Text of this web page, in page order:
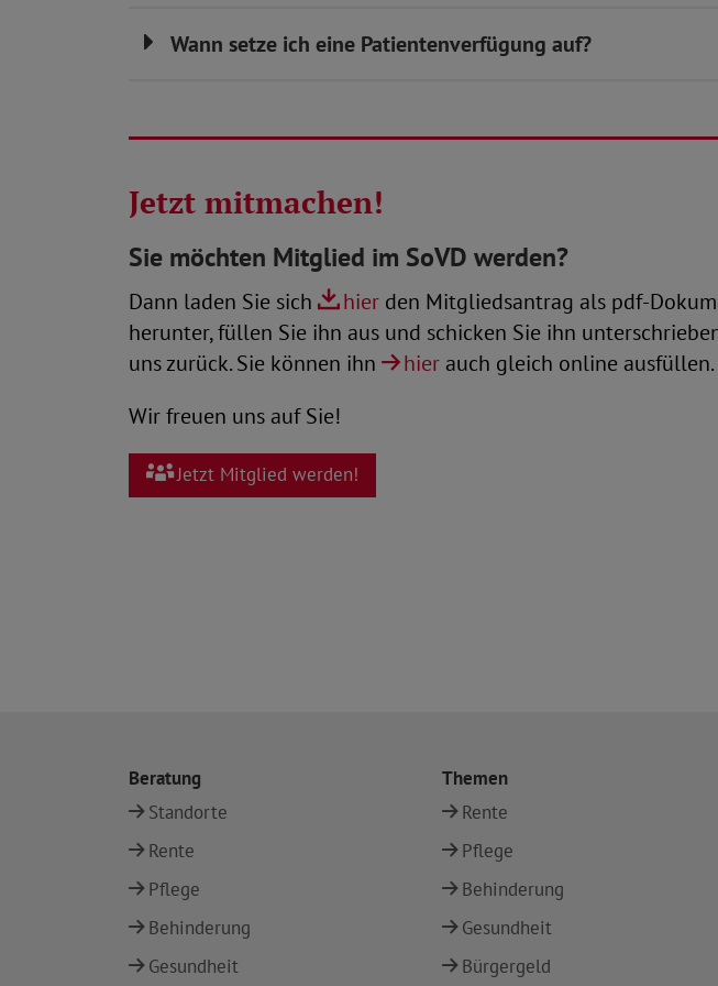
Wann setze ich eine Patientenverfügung auf?
Jetzt mitmachen!
Sie möchten Mitglied im SoVD werden?
Dann laden Sie sich hier den Mitgliedsantrag als pdf-
herunter, füllen Sie ihn aus und schicken Sie ihn
uns zurück. Sie können ihn
hier auch gleich online ausfüllen.
Wir freuen uns auf Sie!
Jetzt Mitglied werden!
Beratung
Standorte
Rente
Pflege
Behinderung
Gesundheit
Themen
Rente
Pflege
Behinderung
Gesundheit
Bürgergeld